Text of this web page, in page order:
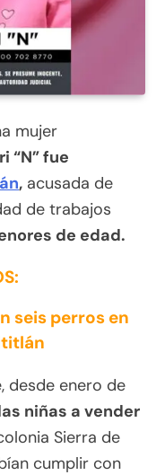
mujer
“N” fue
, acusada de
de trabajos
de edad.
seis perros en
desde enero de
niñas a vender
Sierra de
cumplir con